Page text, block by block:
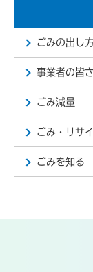
ごみの出し
事業者の皆
ごみ減量
ごみ・リサ
ごみを知る